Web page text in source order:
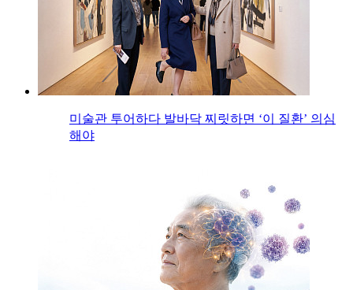
미술관 투어하다 발바닥 찌릿하면 ‘이 질환’ 의심
해야